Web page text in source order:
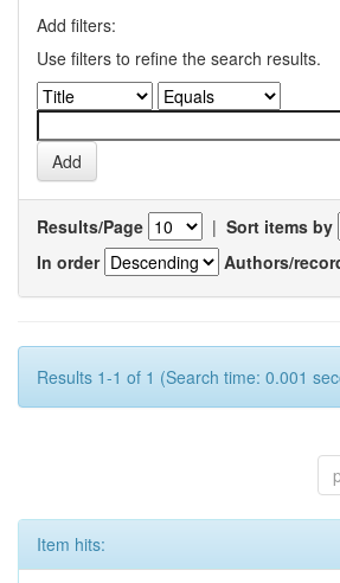
Add filters:
Use filters to refine the search results.
Results/Page | Sort items by
In order
Authors/
Results 1-1 of 1 (Search time: 0.001
Item hits: